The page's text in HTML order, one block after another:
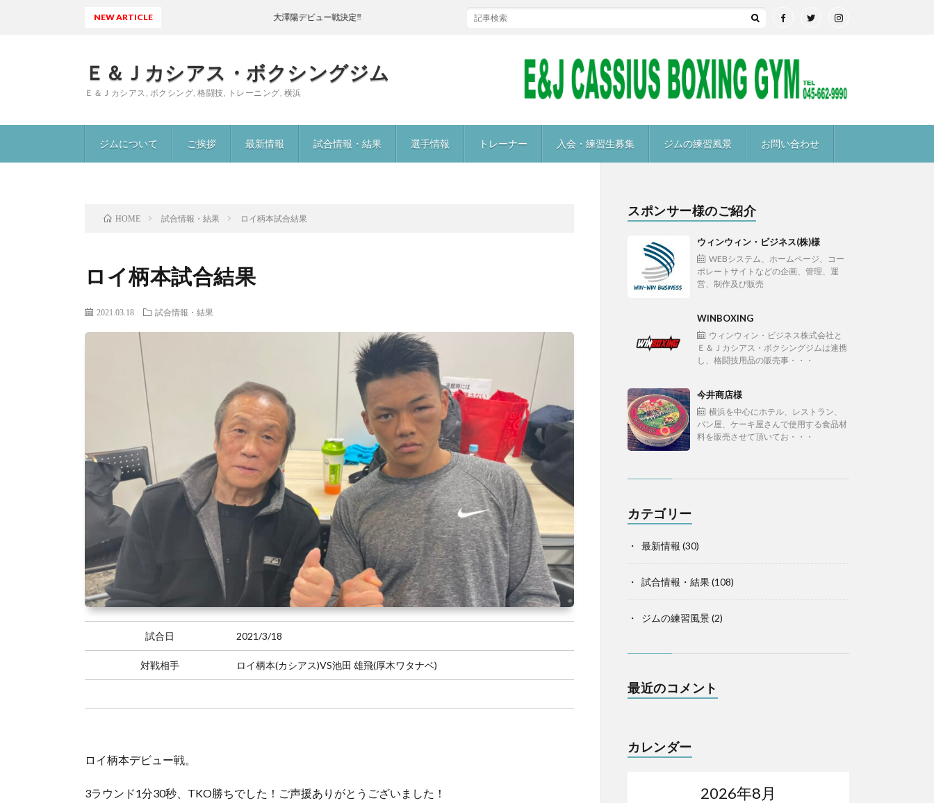
Ｅ＆Ｊカシアス・ボクシングジム
Ｅ＆Ｊカシアス, ボクシング, 格闘技, トレーニング, 横浜
ジムについて ご挨拶 最新情報 試合情報・結果 選手情報 トレーナー 入会・練習生募集 ジムの練習風景 お問い合わせ
NEW ARTICLE 大澤陽デビュー戦決定‼
HOME 試合情報・結果 ロイ柄本試合結果
ロイ柄本試合結果
2021.03.18 試合情報・結果
試合日 2021/3/18
対戦相手 ロイ柄本(カシアス)VS池田 雄飛(厚木ワタナベ)
ロイ柄本デビュー戦。
3ラウンド1分30秒、TKO勝ちでした！ご声援ありがとうございました！
スポンサー様のご紹介
ウィンウィン・ビジネス(株)様
WEBシステム、ホームページ、コー
ポレートサイトなどの企画、管理、運
営、制作及び販売
WINBOXING
ウィンウィン・ビジネス株式会社と
Ｅ＆Ｊカシアス・ボクシングジムは連携
し、格闘技用品の販売事・・・
今井商店様
横浜を中心にホテル、レストラン、
パン屋、ケーキ屋さんで使用する食品材
料を販売させて頂いてお・・・
カテゴリー
最新情報 (30)
試合情報・結果(108)
ジムの練習風景(2)
最近のコメント
カレンダー
2026年8月